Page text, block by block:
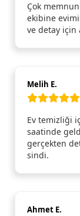
Çok
ekibine
ve detay için
Melih E.
Ev temizliği
saatinde
gerçekten
sindi.
Ahmet E.